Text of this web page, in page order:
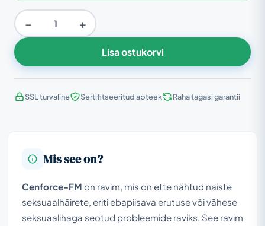
− +
Lisa ostukorvi
SSL turvaline Sertifitseeritud apteek Raha tagasi garantii
Mis see on?
Cenforce-FM on ravim, mis on ette nähtud naiste
seksuaalhäirete, eriti ebapiisava erutuse või vähese
seksuaalihaga seotud probleemide raviks. See ravim